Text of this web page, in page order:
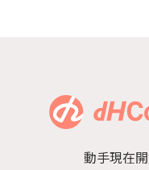
動手現在